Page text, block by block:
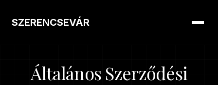
SZERENCSEVÁR
Általános Szerződési